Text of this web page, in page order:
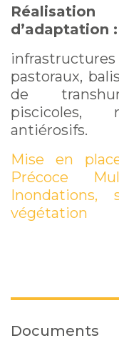
d’adaptation :
pastoraux,
de
piscicoles,
antiérosifs.
Mise en
Précoce
végétation
Documents